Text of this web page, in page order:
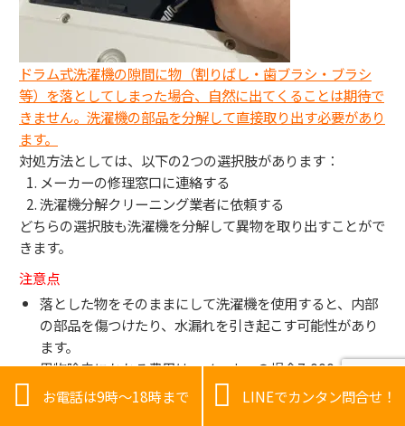
ドラム式洗濯機の隙間に物（割りばし・歯ブラシ・ブラシ
等）を落としてしまった場合、自然に出てくることは期待で
きません。洗濯機の部品を分解して直接取り出す必要があり
ます。
対処方法としては、以下の2つの選択肢があります：
メーカーの修理窓口に連絡する
洗濯機分解クリーニング業者に依頼する
どちらの選択肢も洗濯機を分解して異物を取り出すことがで
きます。
注意点
落とした物をそのままにして洗濯機を使用すると、内部
の部品を傷つけたり、水漏れを引き起こす可能性があり
ます。
異物除去にかかる費用は、メーカーの場合7,000〜
30,000円程度、クリーニング業者の場合25,000〜
 お電話は9時～18時まで  LINEでカンタン問合せ！